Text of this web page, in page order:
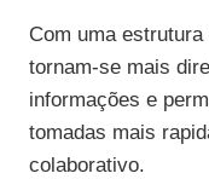
Com uma
tornam-se mais
informações e
tomadas mais
colaborativo.